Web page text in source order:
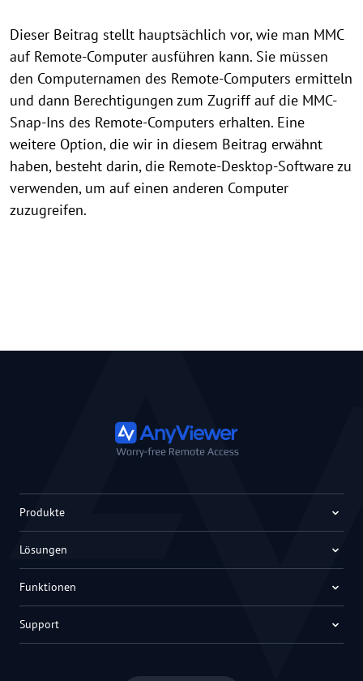
Dieser Beitrag stellt hauptsächlich vor, wie man MMC
auf Remote-Computer ausführen kann. Sie müssen
den Computernamen des Remote-Computers ermitteln
und dann Berechtigungen zum Zugriff auf die MMC-
Snap-Ins des Remote-Computers erhalten. Eine
weitere Option, die wir in diesem Beitrag erwähnt
haben, besteht darin, die Remote-Desktop-Software zu
verwenden, um auf einen anderen Computer
zuzugreifen.
Produkte
Lösungen
Funktionen
Support